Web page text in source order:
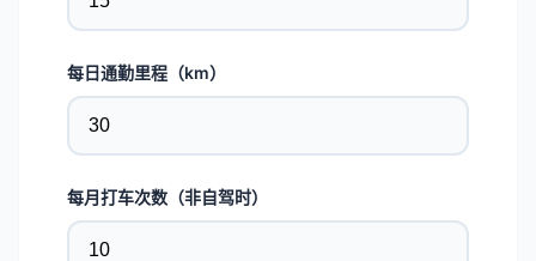
每日通勤里程（km）
每月打车次数（非自驾时）